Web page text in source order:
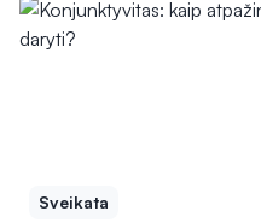
Sveikata